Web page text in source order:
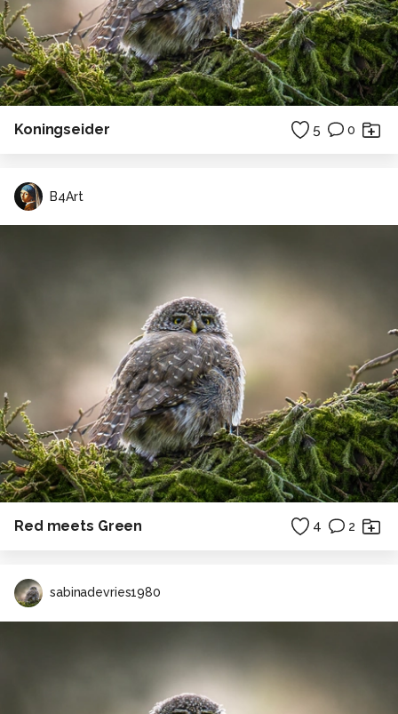
Koningseider 5 0
B4Art
Red meets Green 4 2
sabinadevries1980